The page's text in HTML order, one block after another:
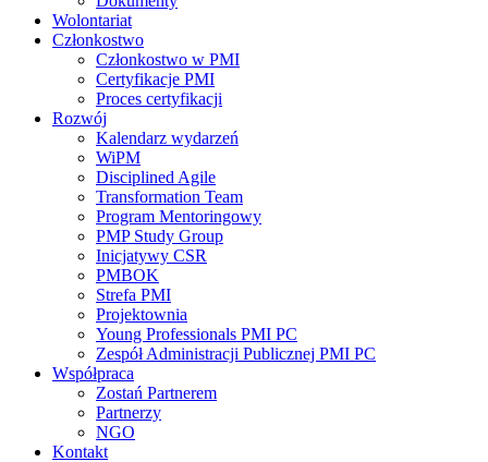
Wolontariat
Członkostwo
Członkostwo w PMI
Certyfikacje PMI
Proces certyfikacji
Rozwój
Kalendarz wydarzeń
WiPM
Disciplined Agile
Transformation Team
Program Mentoringowy
PMP Study Group
Inicjatywy CSR
PMBOK
Strefa PMI
Projektownia
Young Professionals PMI PC
Zespół Administracji Publicznej PMI PC
Współpraca
Zostań Partnerem
Partnerzy
NGO
Kontakt